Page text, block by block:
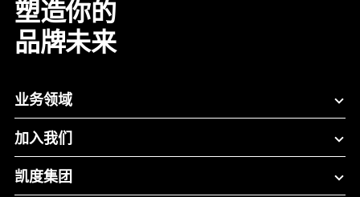
塑造你的
品牌未来
业务领域
加入我们
凯度集团